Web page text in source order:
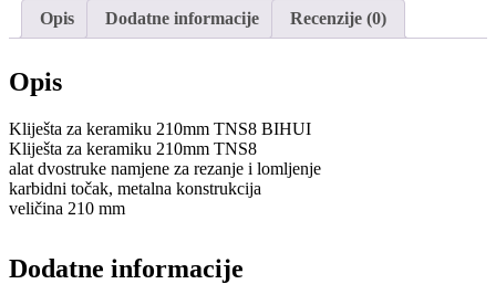
Opis
Dodatne informacije Recenzije (0)
Opis
Kliješta za keramiku 210mm TNS8 BIHUI
Kliješta za keramiku 210mm TNS8
alat dvostruke namjene za rezanje i lomljenje
karbidni točak, metalna konstrukcija
veličina 210 mm
Dodatne informacije